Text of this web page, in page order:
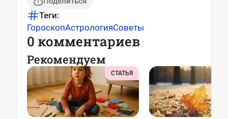
Теги:
ГороскопАстрологияСоветы
0 комментариев
Рекомендуем
СТАТЬЯ